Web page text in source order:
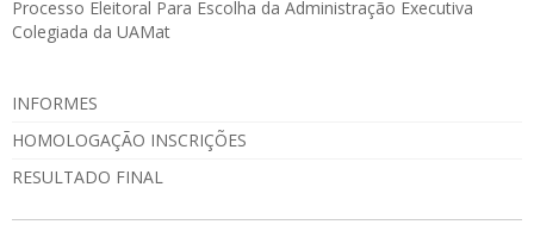
Processo Eleitoral Para Escolha da Administração Executiva
Colegiada da UAMat
INFORMES
HOMOLOGAÇÃO INSCRIÇÕES
RESULTADO FINAL